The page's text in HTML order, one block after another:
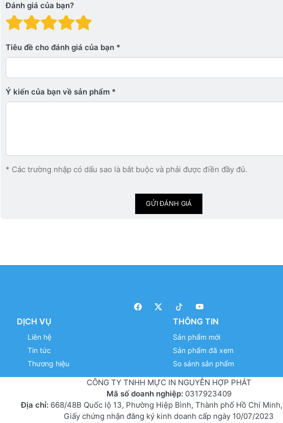
Đánh giá của bạn?
Đánh giá: 4 trên 5 sao.
Đánh giá: 3 trên 5 sao.
Đánh giá: 2 trên 5 sao.
Đánh giá: 1 trên 5 sao. Xấu
Tiêu đề cho đánh giá của bạn
Ý kiến ​​của bạn về sản phẩm
* Các trường nhập có dấu sao là bắt buộc và phải được điền đầy đủ.
GỬI ĐÁNH GIÁ
DỊCH VỤ
Liên hệ
Tin tức
Thương hiệu
THÔNG TIN
Sản phẩm mới
Sản phẩm đã xem
So sánh sản phẩm
CÔNG TY TNHH MỰC IN NGUYỄN HỢP PHÁT
Mã số doanh nghiệp: 0317923409
Địa chỉ:668/48B Quốc lộ 13, Phường Hiệp Bình, Thành phố Hồ Chí
Giấy chứng nhận đăng ký kinh doanh cấp ngày 10/07/2023